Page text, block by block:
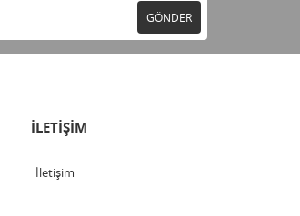
GÖNDER
İLETİŞİM
İletişim